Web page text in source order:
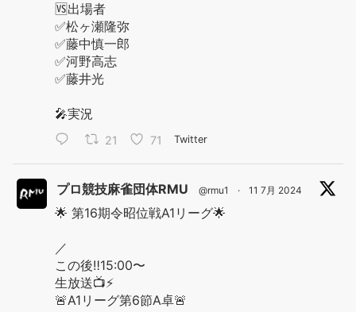
🆚出場者
✅松ヶ瀬隆弥
✅藤中慎一郎
✅河野高志
✅藤井光
🎤実況
21 71 Twitter
プロ競技麻雀団体RMU @rmu1 · 11 7月 2024
🌟 第16期令昭位戦A1リーグ🌟
／
この後‼️15:00〜
生放送📺⚡️
🚨A1リーグ第6節A卓🚨